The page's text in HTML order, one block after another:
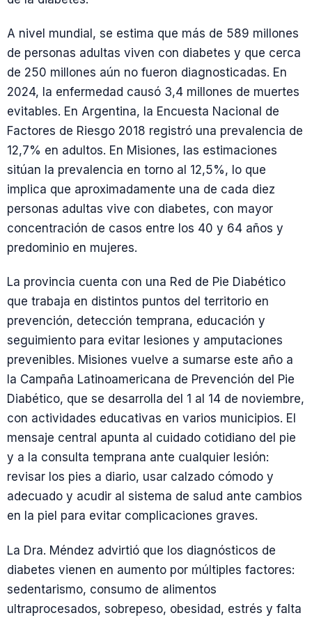
A nivel mundial, se estima que más de 589 millones
de personas adultas viven con diabetes y que cerca
de 250 millones aún no fueron diagnosticadas. En
2024, la enfermedad causó 3,4 millones de muertes
evitables. En Argentina, la Encuesta Nacional de
Factores de Riesgo 2018 registró una prevalencia de
12,7% en adultos. En Misiones, las estimaciones
sitúan la prevalencia en torno al 12,5%, lo que
implica que aproximadamente una de cada diez
personas adultas vive con diabetes, con mayor
concentración de casos entre los 40 y 64 años y
predominio en mujeres.
La provincia cuenta con una Red de Pie Diabético
que trabaja en distintos puntos del territorio en
prevención, detección temprana, educación y
seguimiento para evitar lesiones y amputaciones
prevenibles. Misiones vuelve a sumarse este año a
la Campaña Latinoamericana de Prevención del Pie
Diabético, que se desarrolla del 1 al 14 de noviembre,
con actividades educativas en varios municipios. El
mensaje central apunta al cuidado cotidiano del pie
y a la consulta temprana ante cualquier lesión:
revisar los pies a diario, usar calzado cómodo y
adecuado y acudir al sistema de salud ante cambios
en la piel para evitar complicaciones graves.
La Dra. Méndez advirtió que los diagnósticos de
diabetes vienen en aumento por múltiples factores:
sedentarismo, consumo de alimentos
ultraprocesados, sobrepeso, obesidad, estrés y falta